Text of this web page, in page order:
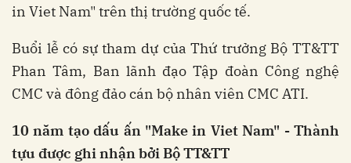
in Viet Nam" trên thị trường quốc tế.
Buổi lễ có sự tham dự của Thứ trưởng Bộ TT&TT
Phan Tâm, Ban lãnh đạo Tập đoàn Công nghệ
CMC và đông đảo cán bộ nhân viên CMC ATI.
10 năm tạo dấu ấn "Make in Viet Nam" - Thành
tựu được ghi nhận bởi Bộ TT&TT